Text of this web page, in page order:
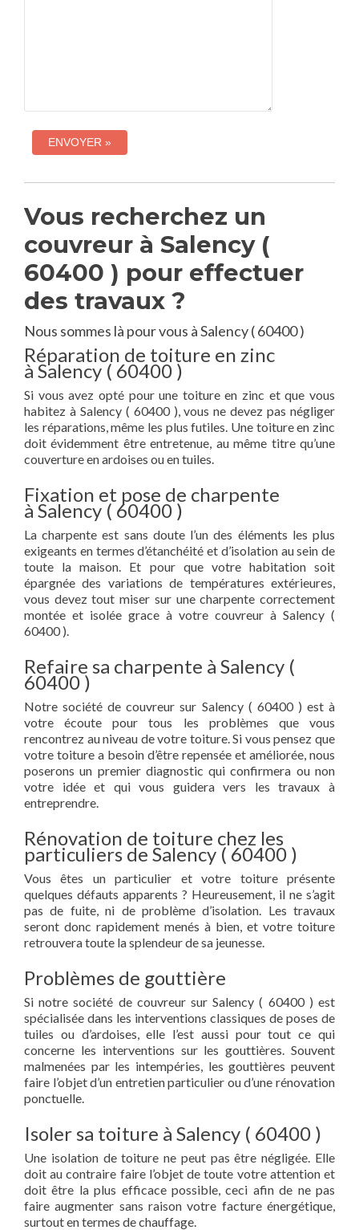
Vous recherchez un
couvreur à Salency (
60400 ) pour effectuer
des travaux ?
Nous sommes là pour vous à Salency ( 60400 )
Réparation de toiture en zinc
à Salency ( 60400 )
Si vous avez opté pour une toiture en zinc et que vous
habitez à Salency ( 60400 ), vous ne devez pas négliger
les réparations, même les plus futiles. Une toiture en zinc
doit évidemment être entretenue, au même titre qu’une
couverture en ardoises ou en tuiles.
Fixation et pose de charpente
à Salency ( 60400 )
La charpente est sans doute l’un des éléments les plus
exigeants en termes d’étanchéité et d’isolation au sein de
toute la maison. Et pour que votre habitation soit
épargnée des variations de températures extérieures,
vous devez tout miser sur une charpente correctement
montée et isolée grace à votre couvreur à Salency (
60400 ).
Refaire sa charpente à Salency (
60400 )
Notre société de couvreur sur Salency ( 60400 ) est à
votre écoute pour tous les problèmes que vous
rencontrez au niveau de votre toiture. Si vous pensez que
votre toiture a besoin d’être repensée et améliorée, nous
poserons un premier diagnostic qui confirmera ou non
votre idée et qui vous guidera vers les travaux à
entreprendre.
Rénovation de toiture chez les
particuliers de Salency ( 60400 )
Vous êtes un particulier et votre toiture présente
quelques défauts apparents ? Heureusement, il ne s’agit
pas de fuite, ni de problème d’isolation. Les travaux
seront donc rapidement menés à bien, et votre toiture
retrouvera toute la splendeur de sa jeunesse.
Problèmes de gouttière
Si notre société de couvreur sur Salency ( 60400 ) est
spécialisée dans les interventions classiques de poses de
tuiles ou d’ardoises, elle l’est aussi pour tout ce qui
concerne les interventions sur les gouttières. Souvent
malmenées par les intempéries, les gouttières peuvent
faire l’objet d’un entretien particulier ou d’une rénovation
ponctuelle.
Isoler sa toiture à Salency ( 60400 )
Une isolation de toiture ne peut pas être négligée. Elle
doit au contraire faire l’objet de toute votre attention et
doit être la plus efficace possible, ceci afin de ne pas
faire augmenter sans raison votre facture énergétique,
surtout en termes de chauffage.